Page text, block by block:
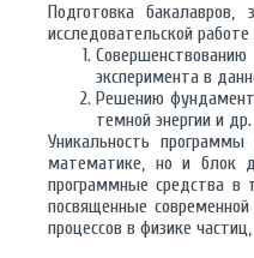
Подготовка
исследовательской работе
эксперимента в
Решению
темной энергии и др.
Уникальность
математике, но и блок
программные средства в
посвященные
процессов в физике